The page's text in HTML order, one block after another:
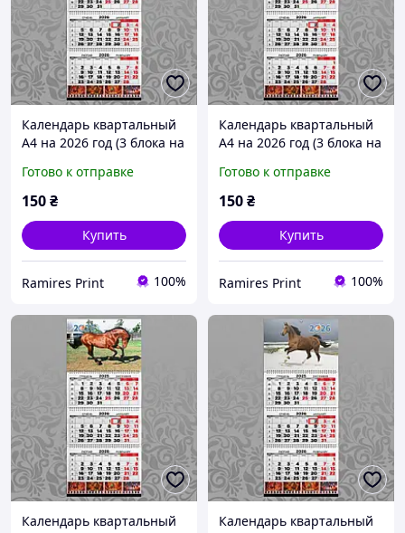
Календарь квартальный
А4 на 2026 год (3 блока на
поле) офсет Конь 007
Готово к отправке
150₴
Купить
Ramires Print 100%
Календарь квартальный
А4 на 2026 год (3 блока на
поле) офсет Конь 008
Готово к отправке
150₴
Купить
Ramires Print 100%
Календарь квартальный
Календарь квартальный